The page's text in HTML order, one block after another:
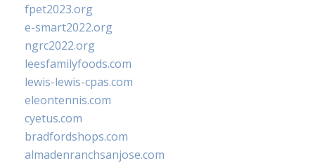
fpet2023.org
e-smart2022.org
ngrc2022.org
leesfamilyfoods.com
lewis-lewis-cpas.com
eleontennis.com
cyetus.com
bradfordshops.com
almadenranchsanjose.com